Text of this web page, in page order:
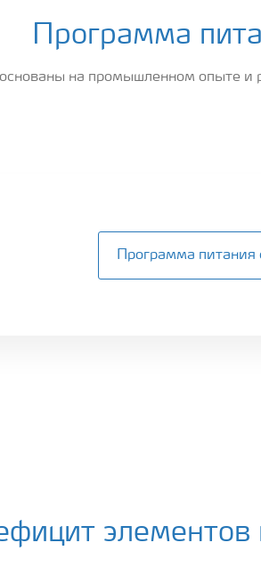
Программа
на промышленном опыте и
Программа питания
элементов